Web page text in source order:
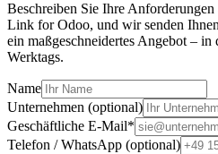
Beschreiben Sie Ihre
Link for Odoo, und wir senden
ein maßgeschneidertes Angebot – in
Werktags.
Name
Unternehmen (optional)
Geschäftliche E-Mail*
Telefon / WhatsApp (optional)